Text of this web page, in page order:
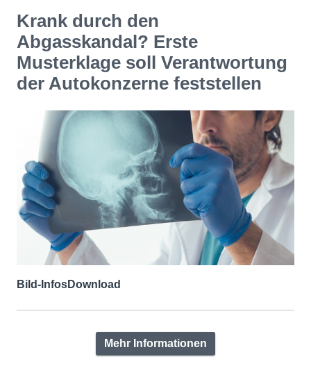
Krank durch den
Abgasskandal? Erste
Musterklage soll Verantwortung
der Autokonzerne feststellen
Bild-InfosDownload
Mehr Informationen